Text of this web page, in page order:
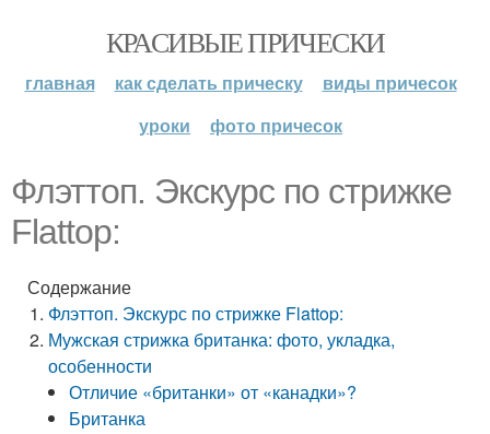
КРАСИВЫЕ ПРИЧЕСКИ
главная как сделать прическу
виды причесок
уроки
фото причесок
Флэттоп. Экскурс по стрижке
Flattop:
Содержание
Флэттоп. Экскурс по стрижке Flattop:
Мужская стрижка британка: фото, укладка,
особенности
Отличие «британки» от «канадки»?
Британка